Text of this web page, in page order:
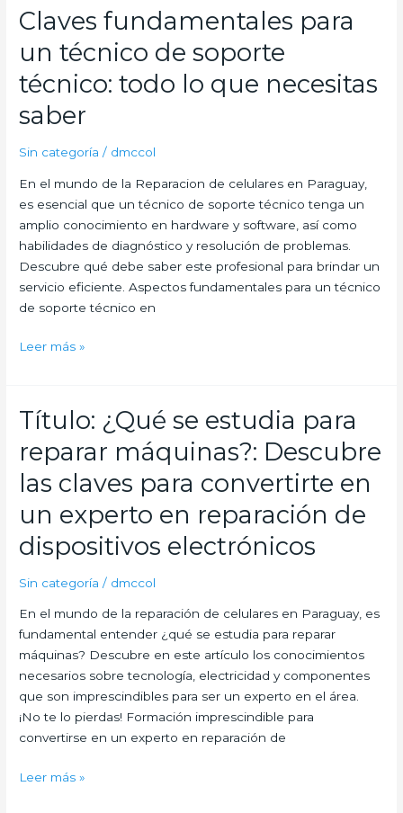
de
ser
un
técnico
en
electrónica:
arte
Claves fundamentales para
un técnico de soporte
técnico: todo lo que necesitas
saber
Sin categoría / dmccol
En el mundo de la Reparacion de celulares en Paraguay,
es esencial que un técnico de soporte técnico tenga un
amplio conocimiento en hardware y software, así como
habilidades de diagnóstico y resolución de problemas.
Descubre qué debe saber este profesional para brindar un
servicio eficiente. Aspectos fundamentales para un técnico
de soporte técnico en
Claves
técnico
de
soporte
técnico:
todo
que
Leer más »
Título: ¿Qué se estudia para
reparar máquinas?: Descubre
las claves para convertirte en
un experto en reparación de
dispositivos electrónicos
Sin categoría / dmccol
En el mundo de la reparación de celulares en Paraguay, es
fundamental entender ¿qué se estudia para reparar
máquinas? Descubre en este artículo los conocimientos
necesarios sobre tecnología, electricidad y componentes
que son imprescindibles para ser un experto en el área.
¡No te lo pierdas! Formación imprescindible para
convertirse en un experto en reparación de
Título:
Leer más »